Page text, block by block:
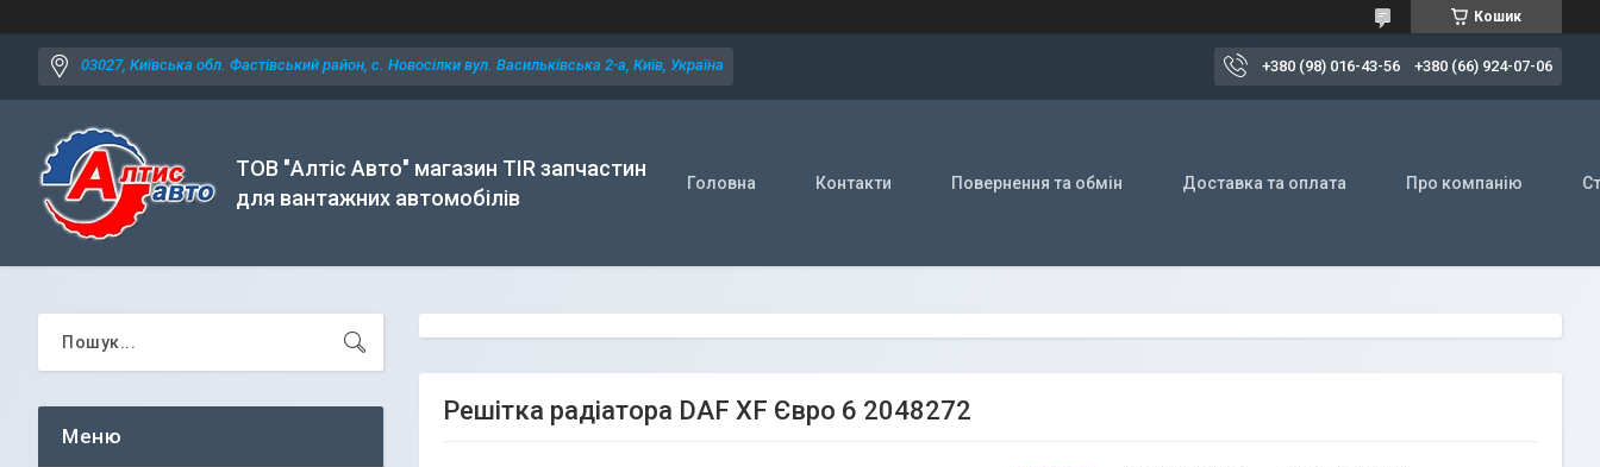
Кошик
03027, Київська обл. Фастівський район, с. Новосілки вул. Васильківська 2-а, Київ, Україна +380 (98) 016-43-56 +380 (66) 924-07-06
ТОВ "Алтіс Авто" магазин TIR запчастин
для вантажних автомобілів
Головна Контакти Повернення та обмін Доставка та оплата Про компанію
Решітка радіатора DAF XF Євро 6 2048272